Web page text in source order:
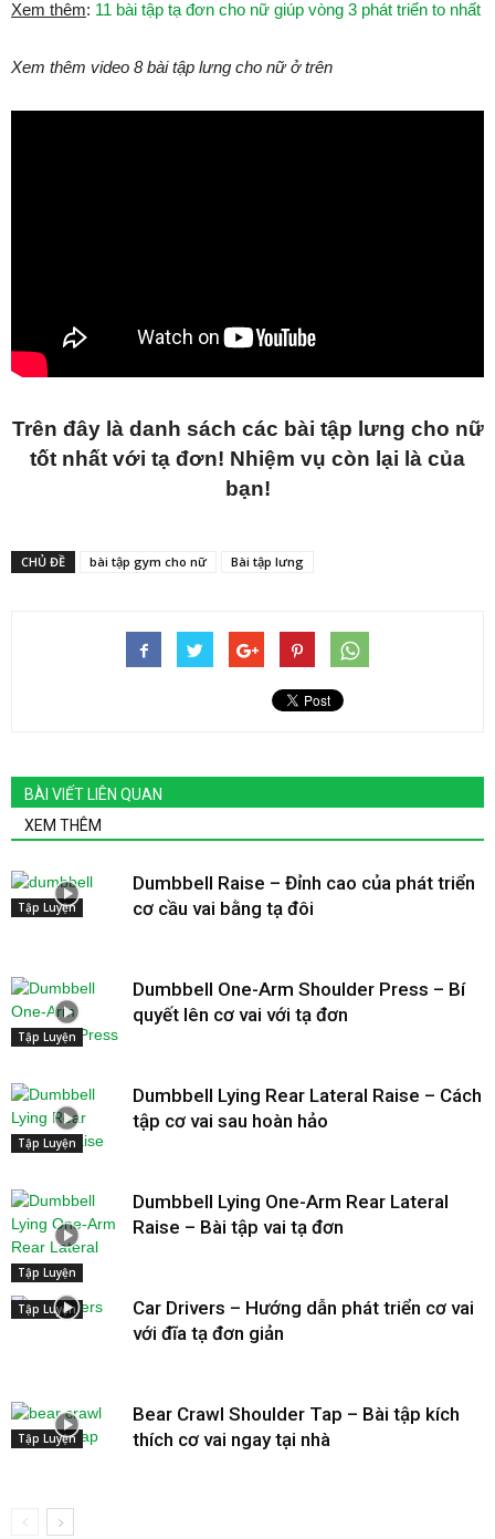
Xem thêm: 11 bài tập tạ đơn cho nữ giúp vòng 3 phát triển to nhất
Xem thêm video 8 bài tập lưng cho nữ ở trên
Trên đây là danh sách các bài tập lưng cho nữ
tốt nhất với tạ đơn! Nhiệm vụ còn lại là của
bạn!
CHỦ ĐỀ bài tập gym cho nữ Bài tập lưng
BÀI VIẾT LIÊN QUAN
XEM THÊM
Tập Luyện
Dumbbell Raise – Đỉnh cao của phát triển
cơ cầu vai bằng tạ đôi
Tập Luyện
Dumbbell One-Arm Shoulder Press – Bí
quyết lên cơ vai với tạ đơn
Tập Luyện
Dumbbell Lying Rear Lateral Raise – Cách
tập cơ vai sau hoàn hảo
Tập Luyện
Dumbbell Lying One-Arm Rear Lateral
Raise – Bài tập vai tạ đơn
Tập Luyện
Car Drivers – Hướng dẫn phát triển cơ vai
với đĩa tạ đơn giản
Tập Luyện
Bear Crawl Shoulder Tap – Bài tập kích
thích cơ vai ngay tại nhà